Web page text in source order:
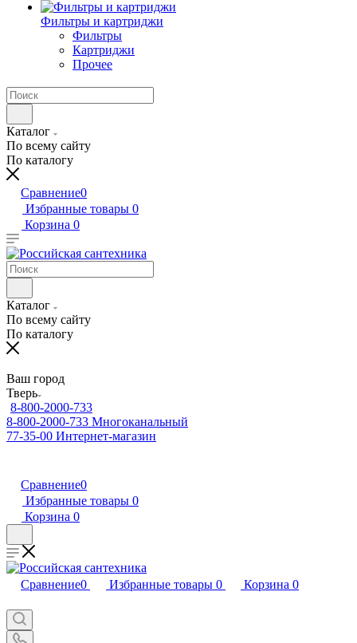
Фильтры и картриджи
Фильтры
Картриджи
Прочее
Каталог
По всему сайту
По каталогу
Сравнение0
Избранные товары 0
Корзина 0
Каталог
По всему сайту
По каталогу
Ваш город
Тверь
8-800-2000-733
8-800-2000-733 Многоканальный
77-35-00 Интернет-магазин
Сравнение0
Избранные товары 0
Корзина 0
Сравнение0 Избранные товары 0 Корзина 0